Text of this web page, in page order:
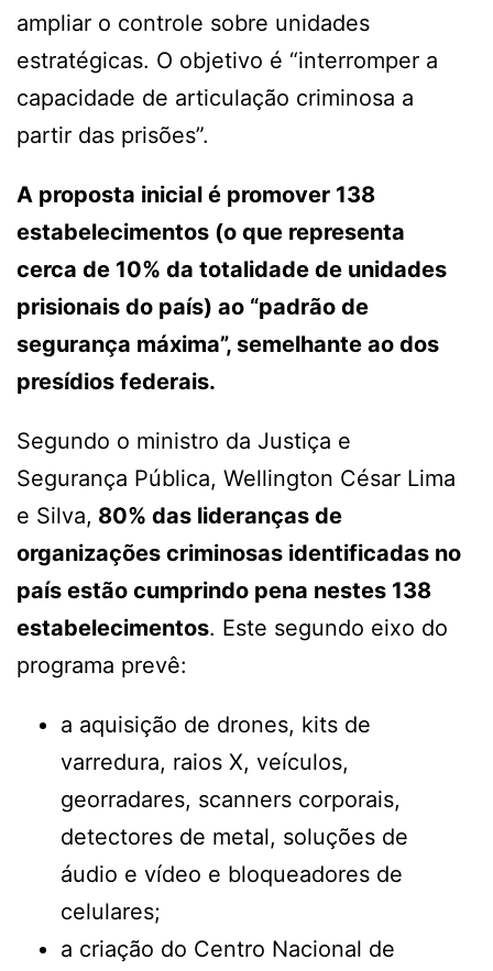
ampliar o controle sobre unidades
estratégicas. O objetivo é “interromper a
capacidade de articulação criminosa a
partir das prisões”.
A proposta inicial é promover 138
estabelecimentos (o que representa
cerca de 10% da totalidade de unidades
prisionais do país) ao “padrão de
segurança máxima”, semelhante ao dos
presídios federais.
Segundo o ministro da Justiça e
Segurança Pública, Wellington César Lima
e Silva, 80% das lideranças de
organizações criminosas identificadas no
país estão cumprindo pena nestes 138
estabelecimentos. Este segundo eixo do
programa prevê:
a aquisição de drones, kits de
varredura, raios X, veículos,
georradares, scanners corporais,
detectores de metal, soluções de
áudio e vídeo e bloqueadores de
celulares;
a criação do Centro Nacional de